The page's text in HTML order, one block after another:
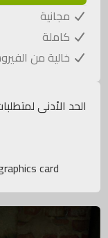
مجانية
كاملة
خالية من
الحد الأدنى
card